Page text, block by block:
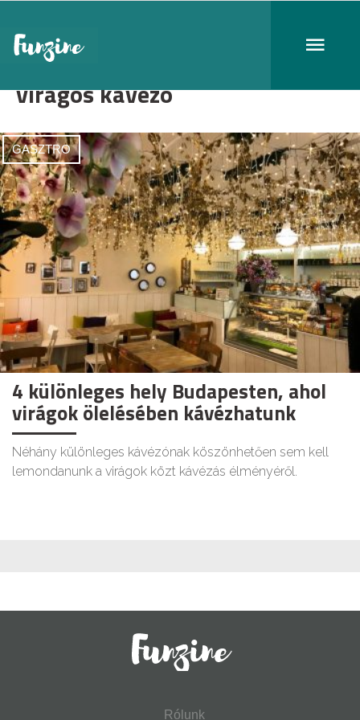
virágos kávézó
GASZTRO
4 különleges hely Budapesten, ahol
virágok ölelésében kávézhatunk
Néhány különleges kávézónak köszönhetően sem kell
lemondanunk a virágok közt kávézás élményéről.
Rólunk